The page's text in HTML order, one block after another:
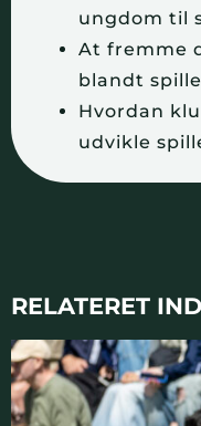
ungdom til
At fremme
blandt
Hvordan
udvikle
RELATERET